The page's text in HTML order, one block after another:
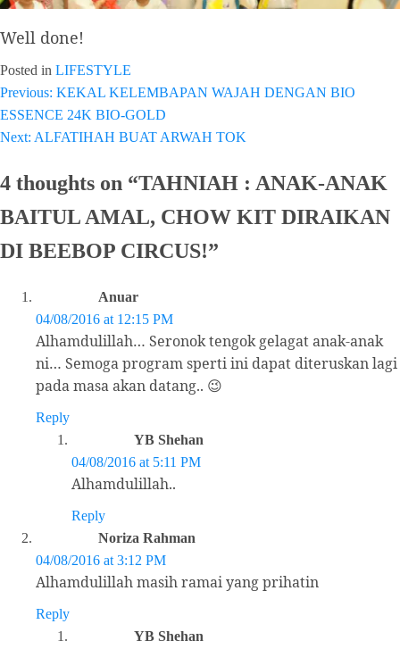
Well done!
Posted in LIFESTYLE
Post
navigation
Previous: KEKAL KELEMBAPAN WAJAH DENGAN BIO
ESSENCE 24K BIO-GOLD
Next: ALFATIHAH BUAT ARWAH TOK
4 thoughts on “TAHNIAH : ANAK-ANAK
BAITUL AMAL, CHOW KIT DIRAIKAN
DI BEEBOP CIRCUS!”
Anuar
04/08/2016 at 12:15 PM
Alhamdulillah… Seronok tengok gelagat anak-anak
ni… Semoga program sperti ini dapat diteruskan lagi
pada masa akan datang.. 😉
Reply
YB Shehan
04/08/2016 at 5:11 PM
Alhamdulillah..
Reply
Noriza Rahman
04/08/2016 at 3:12 PM
Alhamdulillah masih ramai yang prihatin
Reply
YB Shehan